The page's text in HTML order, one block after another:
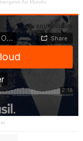
Ao Mundo